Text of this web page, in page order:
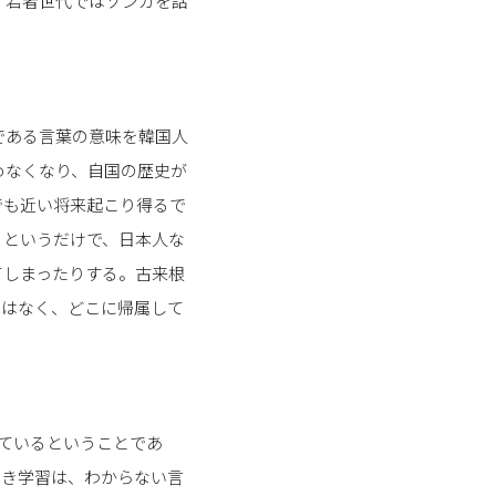
る言葉の意味を韓国人
くなり、自国の歴史が
近い将来起こり得るで
いうだけで、日本人な
まったりする。古来根
なく、どこに帰属して
いるということであ
学習は、わからない言